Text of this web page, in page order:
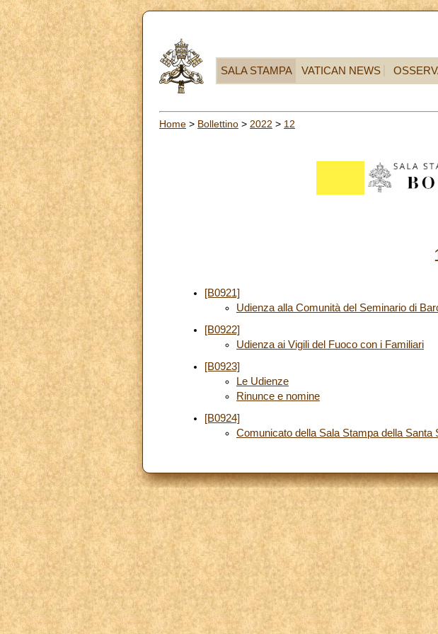
SALA STAMPA VATICAN NEWS
Home > Bollettino > 2022 > 12
[B0921]
Udienza alla Comunità del Seminario di
[B0922]
Udienza ai Vigili del Fuoco con i Familiari
[B0923]
Le Udienze
Rinunce e nomine
[B0924]
Comunicato della Sala Stampa della